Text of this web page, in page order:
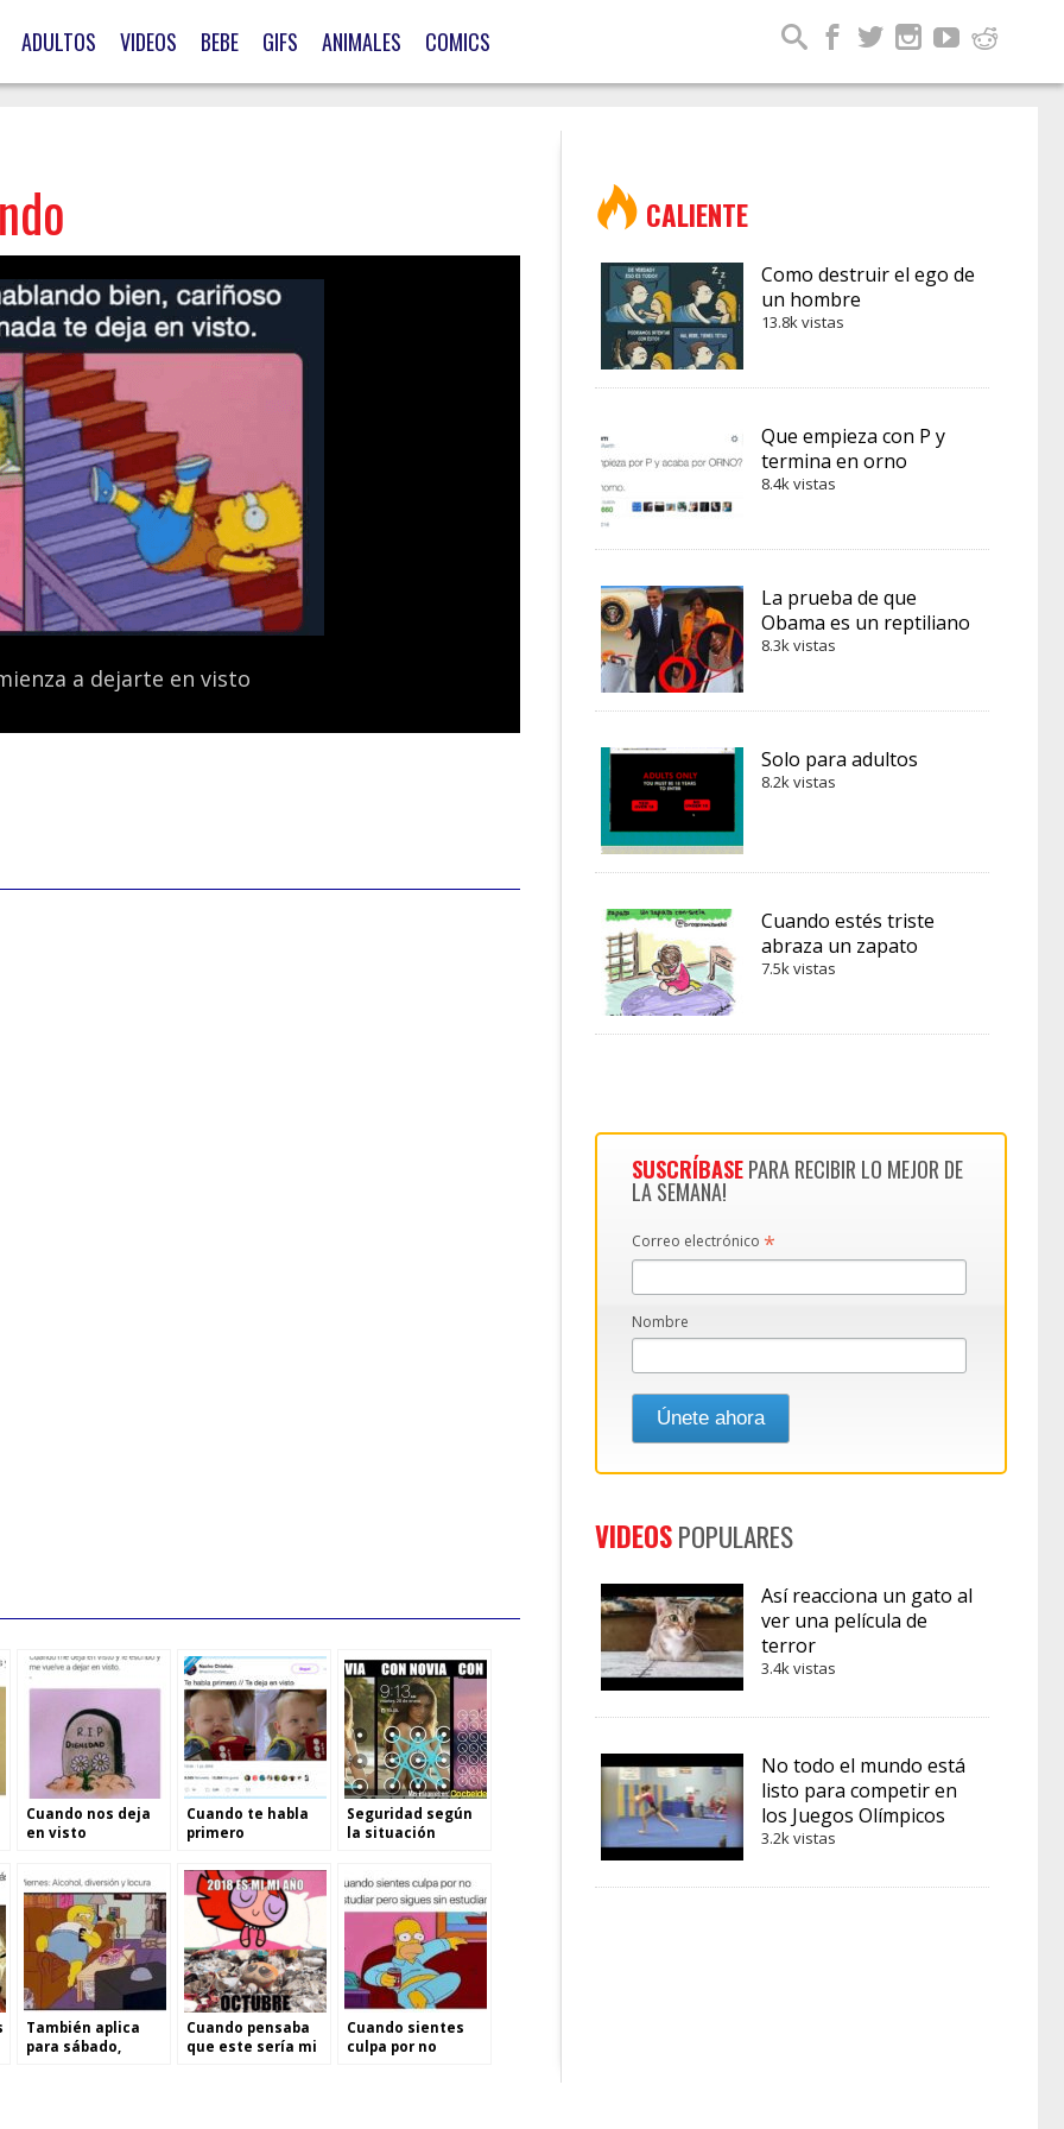
ADULTOS VIDEOS BEBE GIFS ANIMALES COMICS
a dejarte en visto
Cuando nos deja
en visto
Cuando te habla
primero
Seguridad según
la situación
También aplica
para sábado,
Cuando pensaba
que este sería mi
Cuando sientes
culpa por no
CALIENTE
Como destruir el ego de
un hombre
13.8k vistas
Que empieza con P y
termina en orno
8.4k vistas
La prueba de que
Obama es un reptiliano
8.3k vistas
Solo para adultos
8.2k vistas
Cuando estés triste
abraza un zapato
7.5k vistas
SUSCRÍBASEPARA RECIBIR LO MEJOR DE
LA SEMANA!
Correo electrónico *
Nombre
VIDEOSPOPULARES
Así reacciona un gato al
ver una película de
terror
3.4k vistas
No todo el mundo está
listo para competir en
los Juegos Olímpicos
3.2k vistas